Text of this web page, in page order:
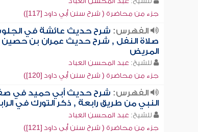
جزء من محاضرة ( شرح سنن أبي داود [117])
الفهرس: شرح حديث عائشة في
صلاة النفل , شرح حديث عمران بن
المريض
للشيخ: عبد المحسن العباد
جزء من محاضرة ( شرح سنن أبي داود [120])
الفهرس: شرح حديث أبي حميد في
النبي من طريق رابعة , ذكر التورك في
للشيخ: عبد المحسن العباد
جزء من محاضرة ( شرح سنن أبي داود [121])